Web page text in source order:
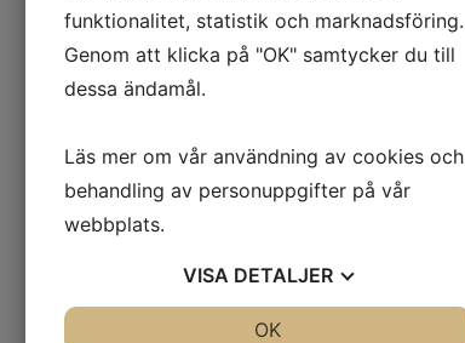
funktionalitet, statistik och marknadsföring.
Genom att klicka på "OK" samtycker du till
dessa ändamål.
Läs mer om vår användning av cookies och
behandling av personuppgifter på vår
webbplats.
VISA DETALJER
OK